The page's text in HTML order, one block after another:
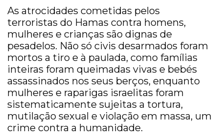
As atrocidades cometidas pelos
terroristas do Hamas contra homens,
mulheres e crianças são dignas de
pesadelos. Não só civis desarmados foram
mortos a tiro e à paulada, como famílias
inteiras foram queimadas vivas e bebés
assassinados nos seus berços, enquanto
mulheres e raparigas israelitas foram
sistematicamente sujeitas a tortura,
mutilação sexual e violação em massa, um
crime contra a humanidade.